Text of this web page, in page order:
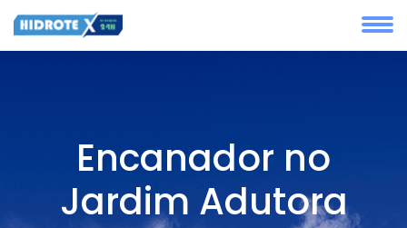
Encanador no
Jardim Adutora